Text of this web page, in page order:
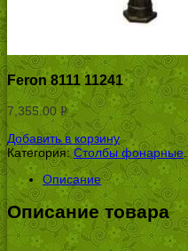
Feron 8111 11241
7,355.00 Р
УБ.
Добавить в корзину
Категория:Столбы фонарные.
Описание
Описание товара